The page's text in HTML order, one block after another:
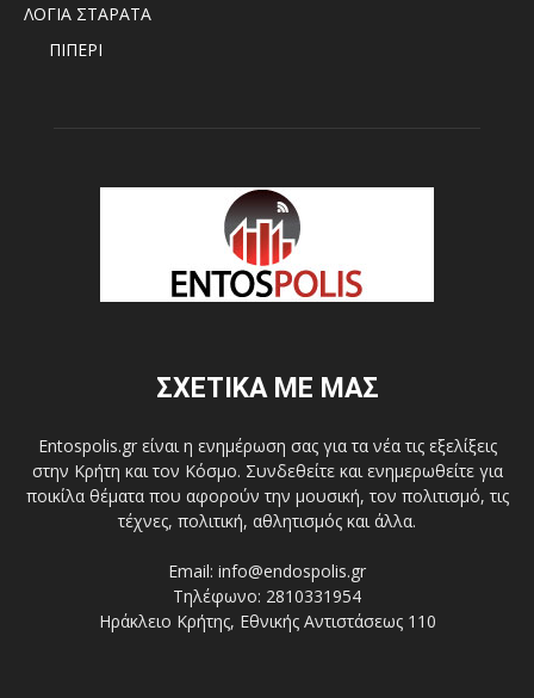
ΛΟΓΙΑ ΣΤΑΡΑΤΑ
ΠΙΠΕΡΙ
ΣΧΕΤΙΚΑ ΜΕ ΜΑΣ
Entospolis.gr είναι η ενημέρωση σας για τα νέα τις εξελίξεις
στην Κρήτη και τον Κόσμο. Συνδεθείτε και ενημερωθείτε για
ποικίλα θέματα που αφορούν την μουσική, τον πολιτισμό, τις
τέχνες, πολιτική, αθλητισμός και άλλα.
Email: info@endospolis.gr
Τηλέφωνο: 2810331954
Ηράκλειο Κρήτης, Εθνικής Αντιστάσεως 110